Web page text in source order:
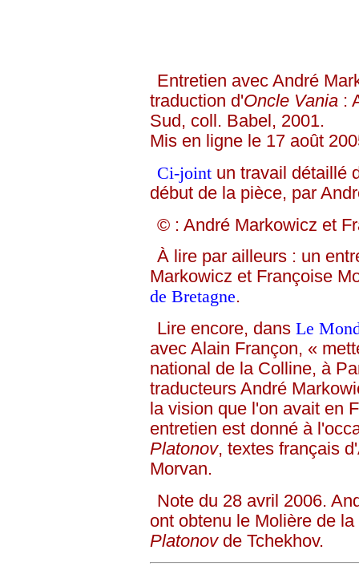
Entretien avec André
traduction d'Oncle Vania :
Sud, coll. Babel, 2001.
Mis en ligne le 17 août
Ci-joint un travail détaillé
début de la pièce, par
© : André Markowicz et
À lire par ailleurs : un
Markowicz et Françoise
de Bretagne.
Lire encore, dansLe
avec Alain Françon, «
national de la Colline, à
traducteurs André
la vision que l'on avait en
entretien est donné à
Platonov, textes français
Morvan.
Note du 28 avril 2006.
ont obtenu le Molière de
Platonovde Tchekhov.